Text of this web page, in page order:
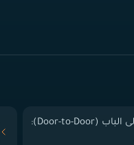
الشحن من الباب إلى الباب (Door-to-Door):